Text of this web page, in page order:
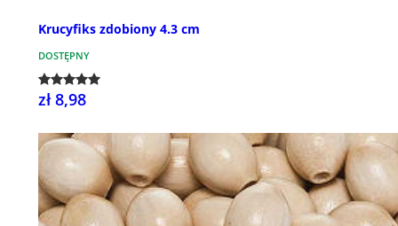
Krucyfiks zdobiony 4.3 cm
DOSTĘPNY
zł 8,98